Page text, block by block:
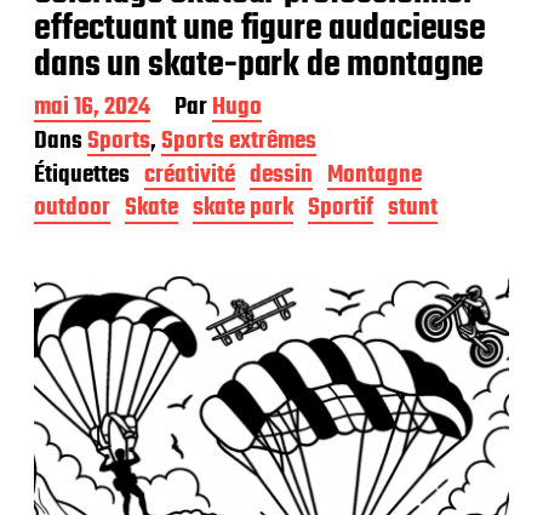
effectuant une figure audacieuse
dans un skate-park de montagne
D
a
t
e
d
e
u
b
l
i
c
a
t
i
o
n
mai 16, 2024 ParHugo
DansSports,Sports extrêmes
Étiquettes créativité dessin Montagne
outdoor Skate skate park Sportif stunt